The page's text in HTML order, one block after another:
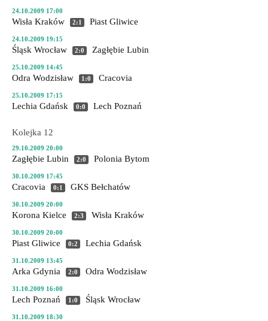
24.10.2009 17:00
Wisła Kraków 2:1 Piast Gliwice
24.10.2009 19:15
Śląsk Wrocław 2:0 Zagłębie Lubin
25.10.2009 14:45
Odra Wodzisław 1:0 Cracovia
25.10.2009 17:15
Lechia Gdańsk 0:0 Lech Poznań
Kolejka 12
29.10.2009 20:00
Zagłębie Lubin 2:0 Polonia Bytom
30.10.2009 17:45
Cracovia 0:1 GKS Bełchatów
30.10.2009 20:00
Korona Kielce 2:3 Wisła Kraków
30.10.2009 20:00
Piast Gliwice 0:2 Lechia Gdańsk
31.10.2009 13:45
Arka Gdynia 2:0 Odra Wodzisław
31.10.2009 16:00
Lech Poznań 1:0 Śląsk Wrocław
31.10.2009 18:30